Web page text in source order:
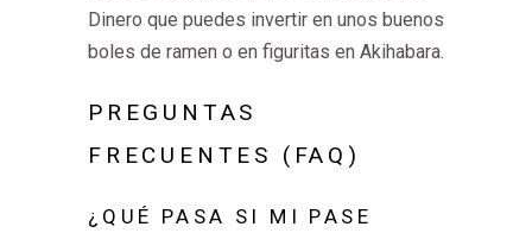
Dinero que puedes invertir en unos buenos
boles de ramen o en figuritas en Akihabara.
PREGUNTAS
FRECUENTES (FAQ)
¿QUÉ PASA SI MI PASE